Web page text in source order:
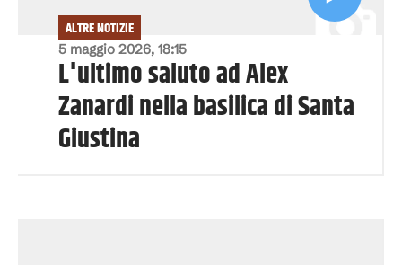
5 maggio 2026, 18:15
ALTRE NOTIZIE
L'ultimo saluto ad Alex
Zanardi nella basilica di Santa
Giustina